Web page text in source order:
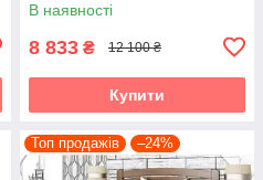
В наявності
8 833 ₴ 12 100 ₴
Купити
Топ продажів –24%